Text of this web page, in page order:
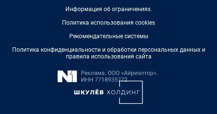
Информация об ограничениях.
Политика использования cookies
Рекомендательные системы
Политика конфиденциальности и обработки персональных данных и
правила использования сайта